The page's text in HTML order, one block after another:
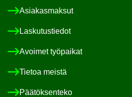
Asia­kas­mak­sut
Las­ku­tus­tie­dot
Avoi­met työ­pai­kat
Tie­toa meis­tä
Pää­tök­sen­te­ko